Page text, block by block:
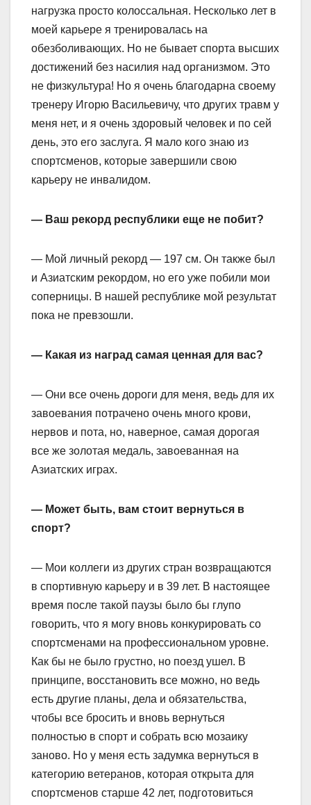
нагрузка просто колоссальная. Несколько лет в
моей карьере я тренировалась на
обезболивающих. Но не бывает спорта высших
достижений без насилия над организмом. Это
не физкультура! Но я очень благодарна своему
тренеру Игорю Васильевичу, что других травм у
меня нет, и я очень здоровый человек и по сей
день, это его заслуга. Я мало кого знаю из
спортсменов, которые завершили свою
карьеру не инвалидом.
— Ваш рекорд республики еще не побит?
— Мой личный рекорд — 197 см. Он также был
и Азиатским рекордом, но его уже побили мои
соперницы. В нашей республике мой результат
пока не превзошли.
— Какая из наград самая ценная для вас?
— Они все очень дороги для меня, ведь для их
завоевания потрачено очень много крови,
нервов и пота, но, наверное, самая дорогая
все же золотая медаль, завоеванная на
Азиатских играх.
— Может быть, вам стоит вернуться в
спорт?
— Мои коллеги из других стран возвращаются
в спортивную карьеру и в 39 лет. В настоящее
время после такой паузы было бы глупо
говорить, что я могу вновь конкурировать со
спортсменами на профессиональном уровне.
Как бы не было грустно, но поезд ушел. В
принципе, восстановить все можно, но ведь
есть другие планы, дела и обязательства,
чтобы все бросить и вновь вернуться
полностью в спорт и собрать всю мозаику
заново. Но у меня есть задумка вернуться в
категорию ветеранов, которая открыта для
спортсменов старше 42 лет, подготовиться